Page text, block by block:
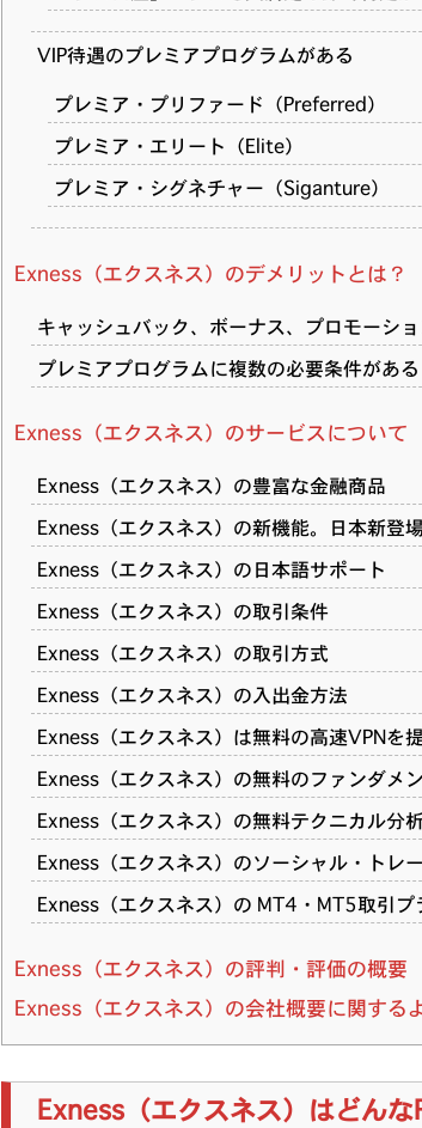
VIP待遇のプレミアプログラムがある
プレミア・プリファード（Preferred）
プレミア・エリート（Elite）
プレミア・シグネチャー（Siganture）
Exness（エクスネス）のデメリットとは？
キャッシュバック、ボーナス、プロモーシ
プレミアプログラムに複数の必要条件がある
Exness（エクスネス）のサービスについて
Exness（エクスネス）の豊富な金融商品
Exness（エクスネス）の新機能。日本新登場
Exness（エクスネス）の日本語サポート
Exness（エクスネス）の取引条件
Exness（エクスネス）の取引方式
Exness（エクスネス）の入出金方法
Exness（エクスネス）は無料の高速VPNを
Exness（エクスネス）の無料のファンダメ
Exness（エクスネス）の無料テクニカル分
Exness（エクスネス）のソーシャル・トレ
Exness（エクスネス）の MT4・MT5取引
Exness（エクスネス）の評判・評価の概要
Exness（エクスネス）の会社概要に関する
Exness（エクスネス）はどんな